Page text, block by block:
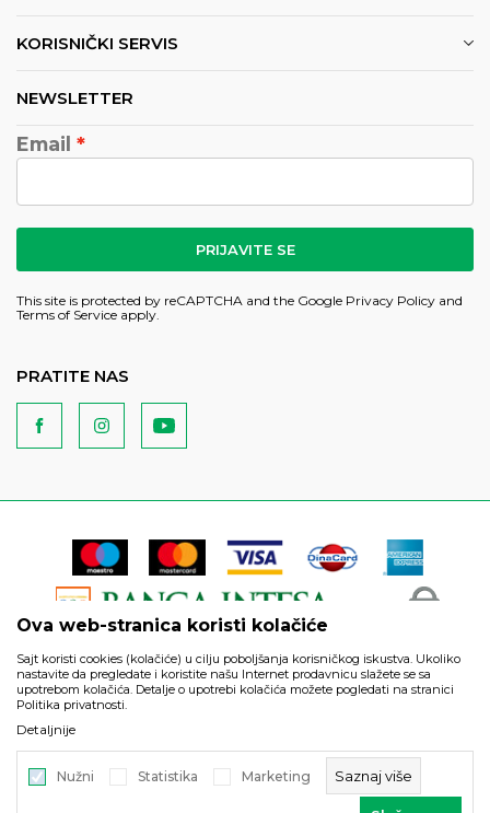
KORISNIČKI SERVIS
NEWSLETTER
Email
PRIJAVITE SE
This site is protected by reCAPTCHA and the Google Privacy Policy and
Terms of Service apply.
PRATITE NAS
artikli prikazani na sajtu su deo naše ponude i ne podrazumeva
da su dostupni u svakom trenutku.
, IzradaNB SOFT. Sva prava
Ova web-stranica koristi kolačiće
Sajt koristi cookies (kolačiće) u cilju poboljšanja korisničkog iskustva. Ukoliko
nastavite da pregledate i koristite našu Internet prodavnicu slažete se sa
upotrebom kolačića. Detalje o upotrebi kolačića možete pogledati na stranici
Politika privatnosti.
Detaljnije
Nužni Statistika Marketing Saznaj više